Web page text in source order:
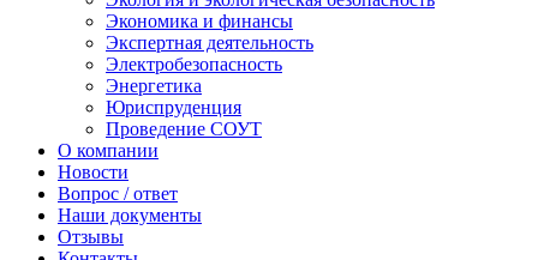
Экономика и финансы
Экспертная деятельность
Электробезопасность
Энергетика
Юриспруденция
Проведение СОУТ
О компании
Новости
Вопрос / ответ
Наши документы
Отзывы